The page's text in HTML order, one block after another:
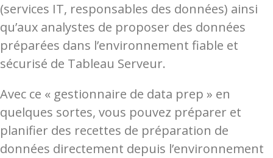
(services IT, responsables des données) ainsi
qu’aux analystes de proposer des données
préparées dans l’environnement fiable et
sécurisé de Tableau Serveur.
Avec ce « gestionnaire de data prep » en
quelques sortes, vous pouvez préparer et
planifier des recettes de préparation de
données directement depuis l’environnement